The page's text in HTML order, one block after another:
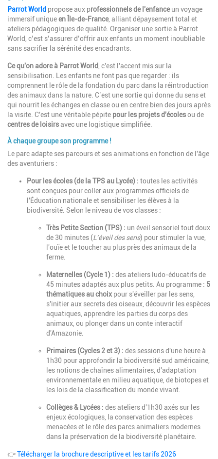
Parrot World propose aux professionnels de l'enfanceun voyage
immersif uniqueen Île-de-France, alliant dépaysement total et
ateliers pédagogiques de qualité. Organiser une sortie à Parrot
World, c’est s’assurer d’offrir aux enfants un moment inoubliable
sans sacrifier la sérénité des encadrants.
Ce qu'on adore à Parrot World , c'est l'accent mis sur la
sensibilisation. Les enfants ne font pas que regarder : ils
comprennent le rôle de la fondation du parc dans la réintroduction
des animaux dans la nature. C’est une sortie qui donne du sens et
qui nourrit les échanges en classe ou en centre bien des jours après
la visite. C'est une véritable pépite pour les projets d'écolesou de
centres de loisirsavec une logistique simplifiée.
À chaque groupe son programme !
Le parc adapte ses parcours et ses animations en fonction de l'âge
des aventuriers :
Pour les écoles (de la TPS au Lycée) : toutes les activités
sont conçues pour coller aux programmes officiels de
l'Éducation nationale et sensibiliser les élèves à la
biodiversité. Selon le niveau de vos classes :
Très Petite Section (TPS) : un éveil sensoriel tout doux
de 30 minutes (L’éveil des sens) pour stimuler la vue,
l'ouïe et le toucher au plus près des animaux de la
ferme.
Maternelles (Cycle 1) : des ateliers ludo-éducatifs de
45 minutes adaptés aux plus petits. Au programme : 5
thématiques au choix pour s'éveiller par les sens,
s'initier aux secrets des oiseaux, découvrir les espèces
aquatiques, apprendre les parties du corps des
animaux, ou plonger dans un conte interactif
d'Amazonie.
Primaires (Cycles 2 et 3) : des sessions d'une heure à
1h30 pour approfondir la biodiversité sud américaine,
les notions de chaînes alimentaires, d'adaptation
environnementale en milieu aquatique, de biotopes et
les lois de la classification du monde vivant.
Collèges & Lycées : des ateliers d'1h30 axés sur les
enjeux écologiques, la conservation des espèces
menacées et le rôle des parcs animaliers modernes
dans la préservation de la biodiversité planétaire.
👉Télécharger la brochure descriptive et les tarifs 2026